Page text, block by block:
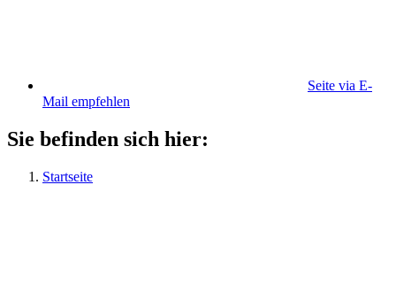
Seite via E-
Mail empfehlen
Sie befinden sich hier:
Startseite